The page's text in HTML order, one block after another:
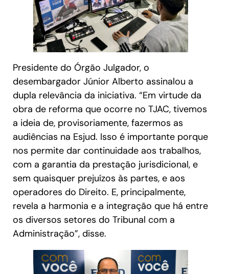
Presidente do Órgão Julgador, o
desembargador Júnior Alberto assinalou a
dupla relevância da iniciativa. “Em virtude da
obra de reforma que ocorre no TJAC, tivemos
a ideia de, provisoriamente, fazermos as
audiências na Esjud. Isso é importante porque
nos permite dar continuidade aos trabalhos,
com a garantia da prestação jurisdicional, e
sem quaisquer prejuízos às partes, e aos
operadores do Direito. E, principalmente,
revela a harmonia e a integração que há entre
os diversos setores do Tribunal com a
Administração”, disse.